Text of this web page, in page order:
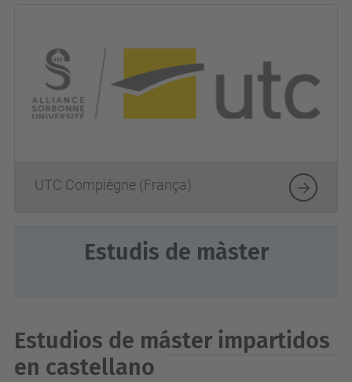
UTC Compiègne (França)
Estudis de màster
Estudios de máster impartidos
en castellano